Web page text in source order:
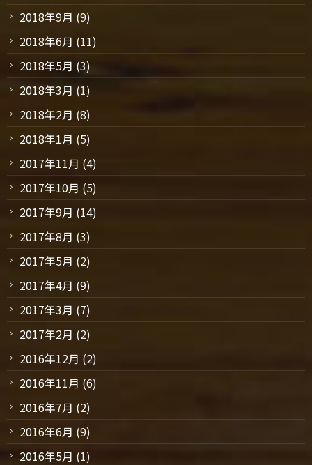
2018年9月 (9)
2018年6月 (11)
2018年5月 (3)
2018年3月 (1)
2018年2月 (8)
2018年1月 (5)
2017年11月 (4)
2017年10月 (5)
2017年9月 (14)
2017年8月 (3)
2017年5月 (2)
2017年4月 (9)
2017年3月 (7)
2017年2月 (2)
2016年12月 (2)
2016年11月 (6)
2016年7月 (2)
2016年6月 (9)
2016年5月 (1)